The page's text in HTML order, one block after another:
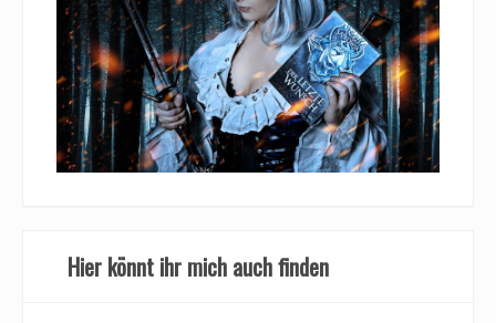
Hier könnt ihr mich auch finden